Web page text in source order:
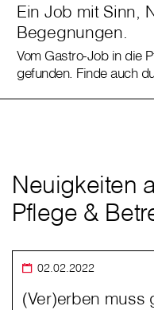
Ein Job mit Sinn,
Begegnungen.
Vom Gastro-Job in die
gefunden. Finde auch
Neuigkeiten
Pflege &
02.02.2022
(Ver)erben muss